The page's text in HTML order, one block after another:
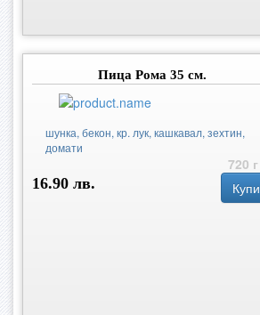
Пица Рома 35 см.
шунка, бекон, кр. лук, кашкавал, зехтин,
домати
720 г
16.90 лв.
Купи